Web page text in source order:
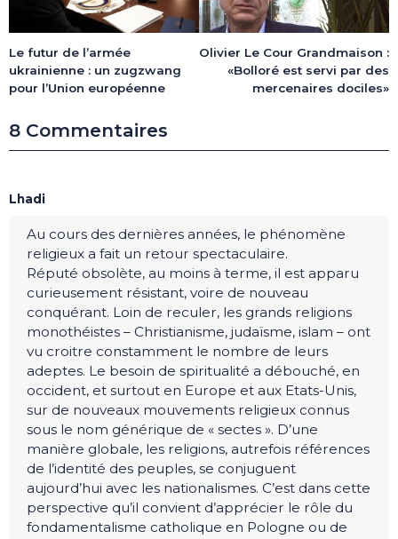
Le futur de l’armée
ukrainienne : un zugzwang
pour l’Union européenne
Olivier Le Cour Grandmaison :
«Bolloré est servi par des
mercenaires dociles»
8 Commentaires
Lhadi
Au cours des dernières années, le phénomène
religieux a fait un retour spectaculaire.
Réputé obsolète, au moins à terme, il est apparu
curieusement résistant, voire de nouveau
conquérant. Loin de reculer, les grands religions
monothéistes – Christianisme, judaïsme, islam – ont
vu croitre constamment le nombre de leurs
adeptes. Le besoin de spiritualité a débouché, en
occident, et surtout en Europe et aux Etats-Unis,
sur de nouveaux mouvements religieux connus
sous le nom générique de « sectes ». D’une
manière globale, les religions, autrefois références
de l’identité des peuples, se conjuguent
aujourd’hui avec les nationalismes. C’est dans cette
perspective qu’il convient d’apprécier le rôle du
fondamentalisme catholique en Pologne ou de